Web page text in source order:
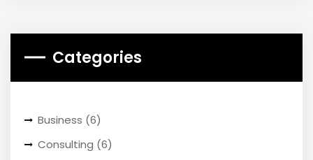
Categories
Business (6)
Consulting (6)